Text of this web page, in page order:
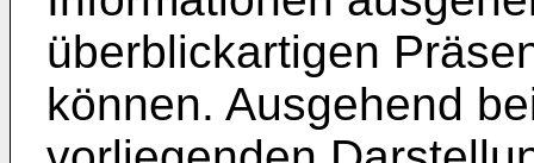
überblickartigen
können. Ausgehend